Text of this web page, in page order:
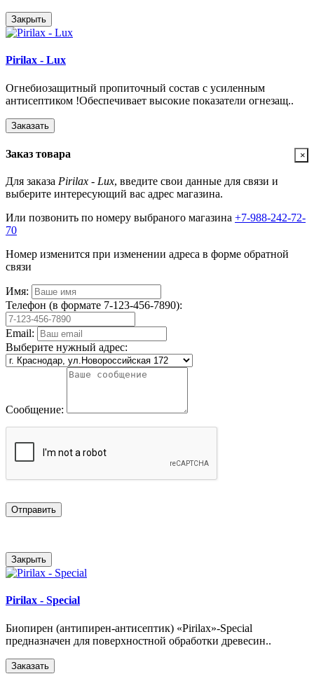
Закрыть
Pirilax - Lux
Огнебиозащитный пропиточный состав с усиленным
антисептиком !Обеспечивает высокие показатели огнезащ..
Заказать
×
Заказ товара
Для заказа Pirilax - Lux, введите свои данные для связи и
выберите интересующий вас адрес магазина.
Или позвонить по номеру выбраного магазина +7-988-242-72-
70
Номер изменится при изменении адреса в форме обратной
связи
Имя:
Телефон (в формате 7-123-456-7890):
Email:
Выберите нужный адрес:
Сообщение:
Отправить
Закрыть
Pirilax - Special
Биопирен (антипирен-антисептик) «Pirilax»-Special
предназначен для поверхностной обработки древесин..
Заказать